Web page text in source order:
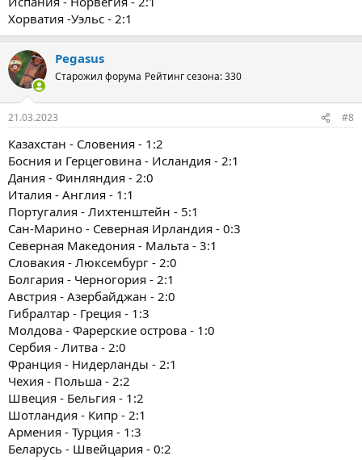
Хорватия -Уэльс - 2:1
Pegasus
Старожил форума Рейтинг сезона: 330
21.03.2023 #8
Казахстан - Словения - 1:2
Босния и Герцеговина - Исландия - 2:1
Дания - Финляндия - 2:0
Италия - Англия - 1:1
Португалия - Лихтенштейн - 5:1
Сан-Марино - Северная Ирландия - 0:3
Северная Македония - Мальта - 3:1
Словакия - Люксембург - 2:0
Болгария - Черногория - 2:1
Австрия - Азербайджан - 2:0
Гибралтар - Греция - 1:3
Молдова - Фарерские острова - 1:0
Сербия - Литва - 2:0
Франция - Нидерланды - 2:1
Чехия - Польша - 2:2
Швеция - Бельгия - 1:2
Шотландия - Кипр - 2:1
Армения - Турция - 1:3
Беларусь - Швейцария - 0:2